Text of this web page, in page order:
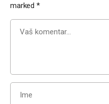
marked *